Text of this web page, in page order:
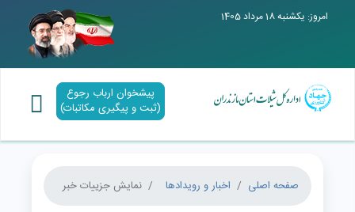
امروز: یکشنبه 18 مرداد 1405
پیشخوان ارباب رجوع
(ثبت و پیگیری مکاتبات)
صفحه اصلی اخبار و رویدادها نمایش جزییات خبر